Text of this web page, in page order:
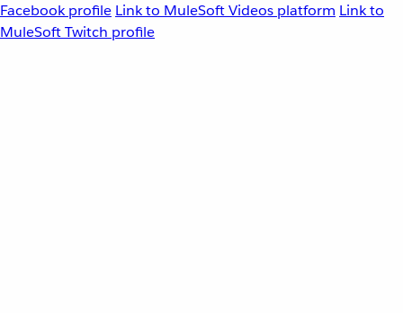
Facebook profile Link to MuleSoft Videos platform Link to
MuleSoft Twitch profile